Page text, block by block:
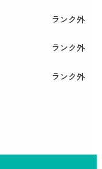
ランク外
ランク外
ランク外